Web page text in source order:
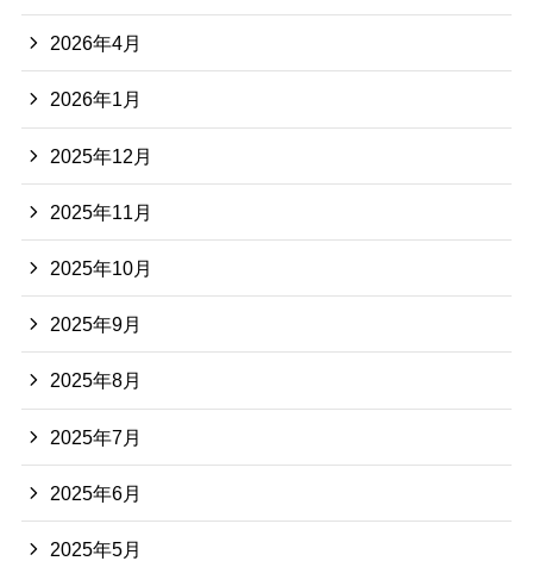
2026年4月
2026年1月
2025年12月
2025年11月
2025年10月
2025年9月
2025年8月
2025年7月
2025年6月
2025年5月